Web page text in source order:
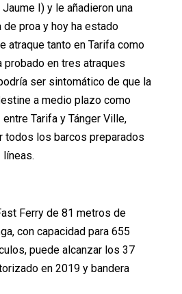
I) y le añadieron una
de proa y hoy ha estado
atraque tanto en Tarifa como
probado en tres atraques
ser sintomático de que la
a medio plazo como
Tarifa y Tánger Ville,
todos los barcos preparados
líneas.
Ferry de 81 metros de
con capacidad para 655
puede alcanzar los 37
en 2019 y bandera